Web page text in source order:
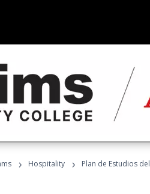
› Hospitality › Plan de Estudios